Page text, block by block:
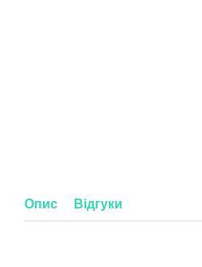
Опис Відгуки